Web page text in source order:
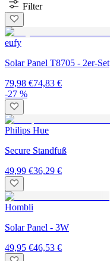
Filter
eufy
Solar Panel T8705 - 2er-Set
79,98 €74,83 €
-27 %
Philips Hue
Secure Standfuß
49,99 €36,29 €
Hombli
Solar Panel - 3W
49,95 €46,53 €